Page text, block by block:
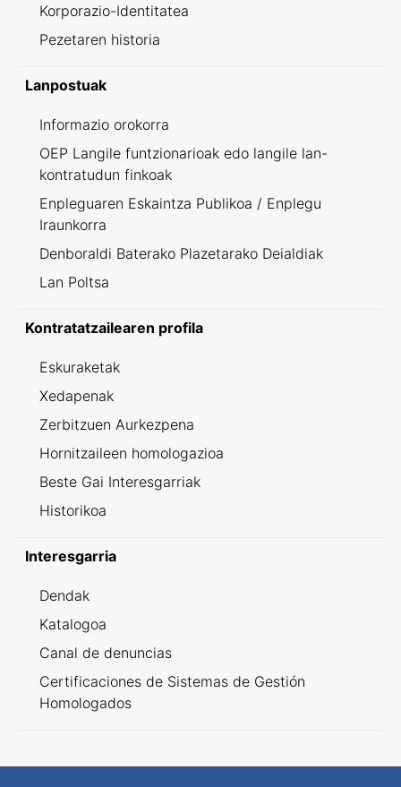
Korporazio-Identitatea
Pezetaren historia
Lanpostuak
Informazio orokorra
OEP Langile funtzionarioak edo langile lan-
kontratudun finkoak
Enpleguaren Eskaintza Publikoa / Enplegu
Iraunkorra
Denboraldi Baterako Plazetarako Deialdiak
Lan Poltsa
Kontratatzailearen profila
Eskuraketak
Xedapenak
Zerbitzuen Aurkezpena
Hornitzaileen homologazioa
Beste Gai Interesgarriak
Historikoa
Interesgarria
Dendak
Katalogoa
Canal de denuncias
Certificaciones de Sistemas de Gestión
Homologados